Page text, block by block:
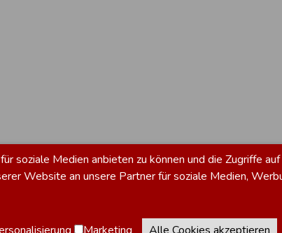
soziale Medien anbieten zu können und die Zugriffe
Website an unsere Partner für soziale Medien,